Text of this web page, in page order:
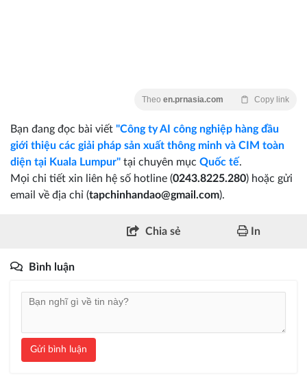
Theo en.prnasia.com Copy link
Bạn đang đọc bài viết "Công ty AI công nghiệp hàng đầu
giới thiệu các giải pháp sản xuất thông minh và CIM toàn
diện tại Kuala Lumpur" tại chuyên mục Quốc tế.
Mọi chi tiết xin liên hệ số hotline (0243.8225.280) hoặc gửi
email về địa chỉ (tapchinhandao@gmail.com).
Chia sẻ In
Bình luận
Gửi bình luận